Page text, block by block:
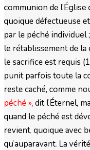
communion de l’Église
quoique défectueuse
par le péché individuel
le rétablissement de
le sacrifice est requis
punit parfois toute la
reste caché, comme
péché », dit l’Éternel,
quand le péché est
revient, quoique avec
qu’auparavant. La